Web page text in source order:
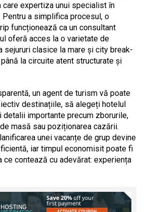
care expertiza unui specialist în
a simplifica procesul, o
funcționează ca un consultant
oferă acces la o varietate de
sejururi clasice la mare și city break-
la circuite atent structurate și
un agent de turism vă poate
destinațiile, să alegeți hotelul
importante precum zborurile,
masă sau poziționarea cazării.
unei vacanțe de grup devine
iar timpul economisit poate fi
contează cu adevărat: experiența